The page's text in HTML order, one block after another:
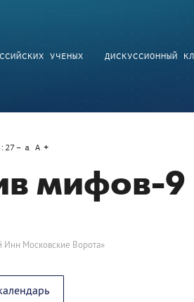
УЧЕНЫХ ДИСКУССИОННЫЙ
a A
мифов-9
Инн Московские Ворота»